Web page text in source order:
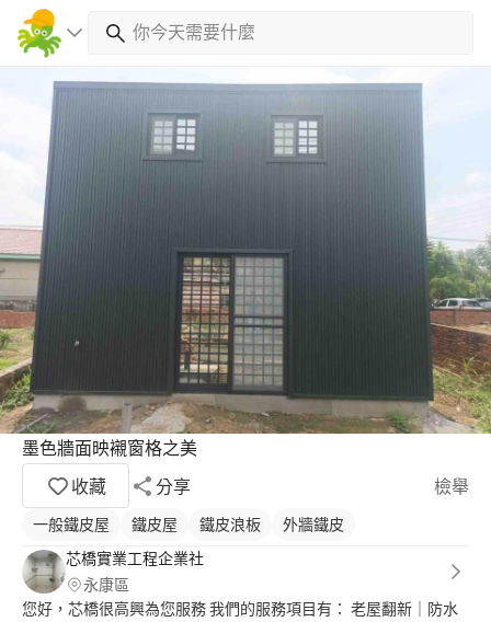
墨色牆面映襯窗格之美
收藏
分享 檢舉
一般鐵皮屋 鐵皮屋 鐵皮浪板
外牆鐵皮
芯橋實業工程企業社
永康區
您好，芯橋很高興為您服務 我們的服務項目有： 老屋翻新｜防水